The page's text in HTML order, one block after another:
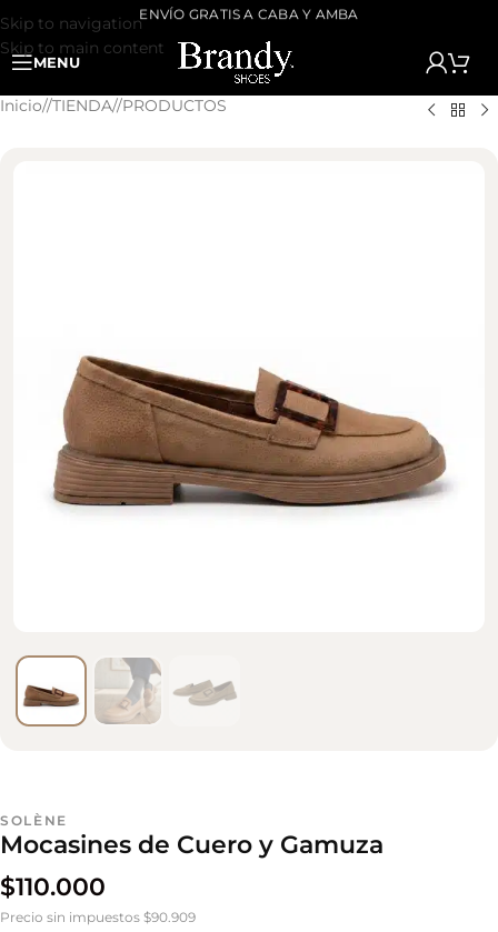
Skip to navigation
Skip to main content
ENVÍO GRATIS A CABA Y AMBA
MENU
Inicio/ TIENDA/ PRODUCTOS
SOLÈNE
Mocasines de Cuero y Gamuza
$110.000
Precio sin impuestos $90.909